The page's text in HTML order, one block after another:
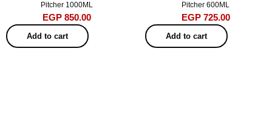
Pitcher 1000ML
EGP850.00
Add to cart
Pitcher 600ML
EGP725.00
Add to cart